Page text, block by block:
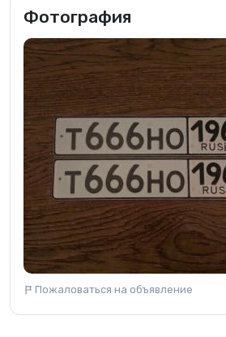
Фотография
Пожаловаться на объявление